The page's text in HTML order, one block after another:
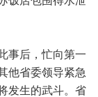
事后，忙向第一
他省委领导紧急
发生的武斗。省